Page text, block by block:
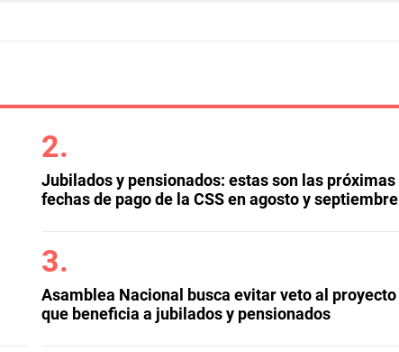
Jubilados y pensionados: estas son las próximas
fechas de pago de la CSS en agosto y septiembre
Asamblea Nacional busca evitar veto al proyecto
que beneficia a jubilados y pensionados